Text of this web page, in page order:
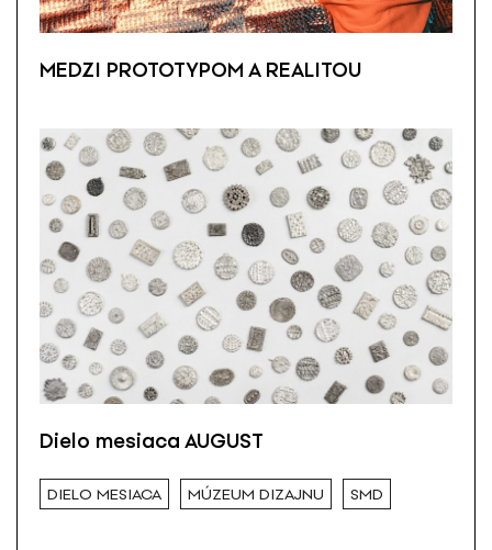
MEDZI PROTOTYPOM A REALITOU
Dielo mesiaca AUGUST
DIELO MESIACA MÚZEUM DIZAJNU SMD